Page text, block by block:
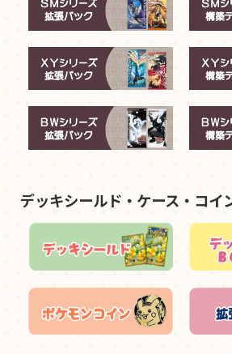
デッキシールド・ケース・コイ